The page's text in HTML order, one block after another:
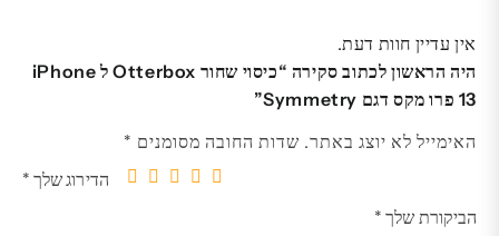
אין עדיין חוות דעת.
היה הראשון לכתוב סקירה “כיסוי שחור Otterbox ל iPhone
13 פרו מקס דגם Symmetry”
האימייל לא יוצג באתר. שדות החובה מסומנים *
הדירוג שלך *
הביקורת שלך *